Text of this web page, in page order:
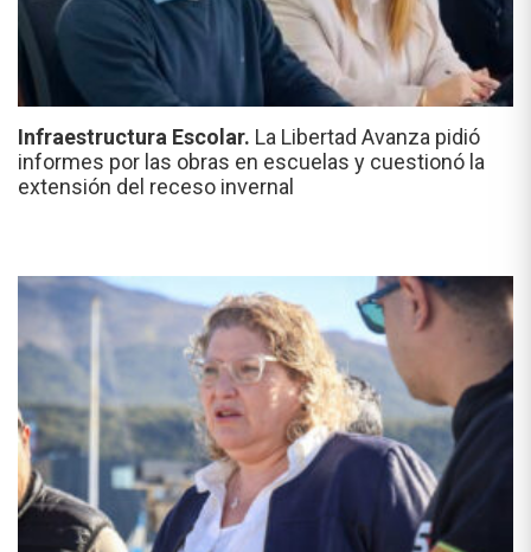
Infraestructura Escolar. La Libertad Avanza pidió
informes por las obras en escuelas y cuestionó la
extensión del receso invernal